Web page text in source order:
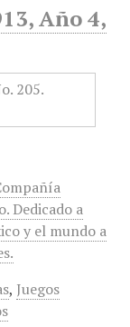
Año 4,
Dedicado a
y el mundo a
, Juegos